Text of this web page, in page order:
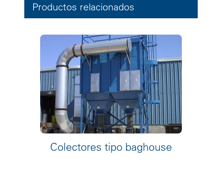
Productos relacionados
Colectores tipo baghouse